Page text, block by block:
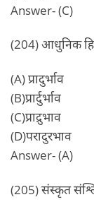
Answer- (C)
(204) आधुनिक
(A) प्रादुर्भाव
(B)प्रार्दुर्भाव
(C)प्राद्रुभाव
(D)परादुरभाव
Answer- (A)
(205) संस्कृत